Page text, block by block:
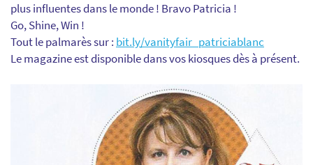
plus influentes dans le monde ! Bravo Patricia !
Go, Shine, Win !
Tout le palmarès sur : bit.ly/vanityfair_patriciablanc
Le magazine est disponible dans vos kiosques dès à présent.